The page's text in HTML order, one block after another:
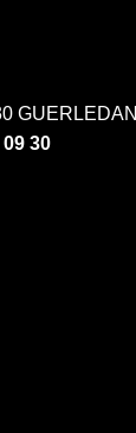
GUERLEDAN
30